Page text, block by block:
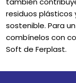
residuos plásticos
sostenible. Para
combínelos con
Soft de Ferplast.